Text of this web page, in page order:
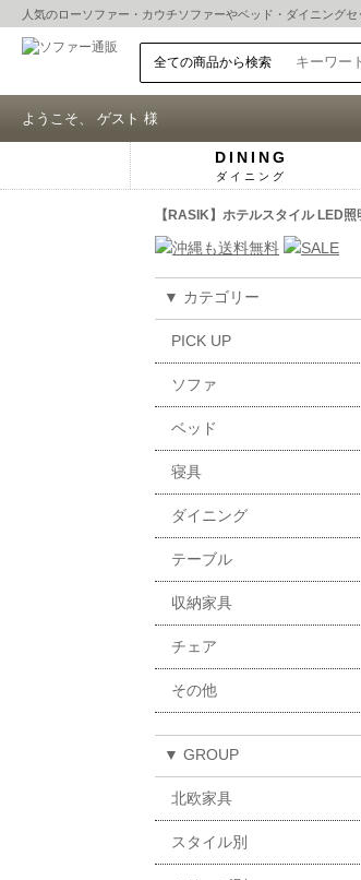
人気のローソファー ・ カウチソファーやベッド ・ ダイニングセ
ようこそ、 ゲスト 様
DINING
ダイニング
【RASIK】ホテルスタイル LED
▼ カテゴリー
PICK UP
ソファ
ベッド
寝具
ダイニング
テーブル
収納家具
チェア
その他
▼ GROUP
北欧家具
スタイル別